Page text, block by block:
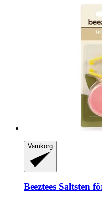
Varukorg
Beeztees Saltsten